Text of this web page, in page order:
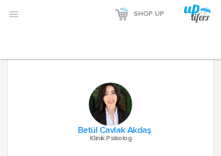
Reklamı Göster
Reklamı Gizle
 SHOP UP
Betül Cavlak Akdaş
Klinik Psikolog